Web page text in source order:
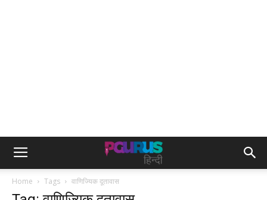
Home Tags वाणिज्यिक दूतावास